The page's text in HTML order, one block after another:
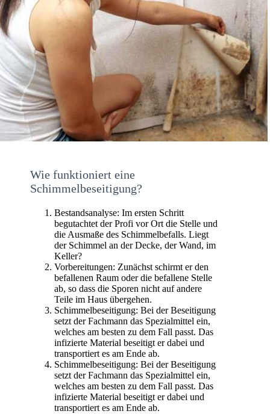
Wie funktioniert eine
Schimmelbeseitigung?
Bestandsanalyse: Im ersten Schritt
begutachtet der Profi vor Ort die Stelle und
die Ausmaße des Schimmelbefalls. Liegt
der Schimmel an der Decke, der Wand, im
Keller?
Vorbereitungen: Zunächst schirmt er den
befallenen Raum oder die befallene Stelle
ab, so dass die Sporen nicht auf andere
Teile im Haus übergehen.
Schimmelbeseitigung: Bei der Beseitigung
setzt der Fachmann das Spezialmittel ein,
welches am besten zu dem Fall passt. Das
infizierte Material beseitigt er dabei und
transportiert es am Ende ab.
Schimmelbeseitigung: Bei der Beseitigung
setzt der Fachmann das Spezialmittel ein,
welches am besten zu dem Fall passt. Das
infizierte Material beseitigt er dabei und
transportiert es am Ende ab.